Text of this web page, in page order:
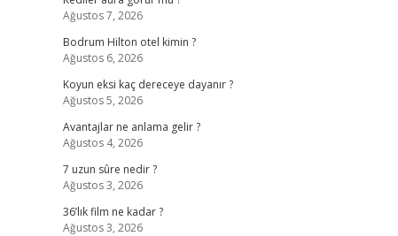
Ağustos 7, 2026
Bodrum Hilton otel kimin ?
Ağustos 6, 2026
Koyun eksi kaç dereceye dayanır ?
Ağustos 5, 2026
Avantajlar ne anlama gelir ?
Ağustos 4, 2026
7 uzun sûre nedir ?
Ağustos 3, 2026
36’lık film ne kadar ?
Ağustos 3, 2026